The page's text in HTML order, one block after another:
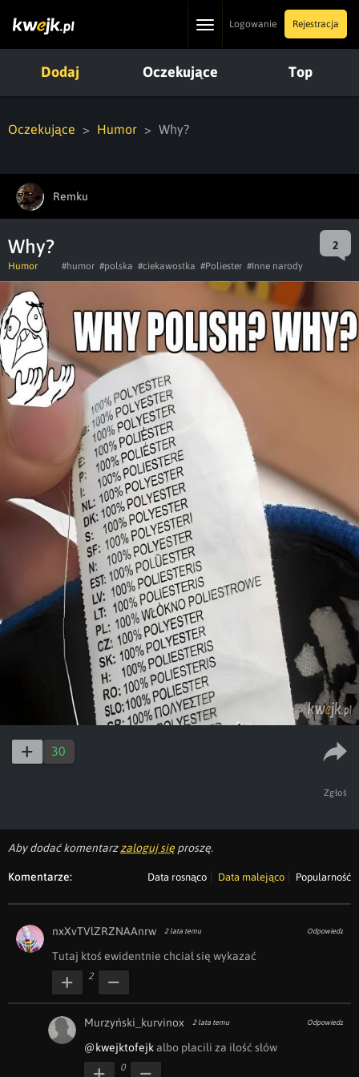
ToggleLogowanie Rejestracja
Dodaj Oczekujące Top
Oczekujące Humor Why?
Remku
Why? 2
Humor #humor #polska #ciekawostka #Poliester #Inne narody
30
Zgłoś
Aby dodać komentarzzaloguj się proszę.
Komentarze: Data rosnąco Data malejąco Popularność
nxXvTVlZRZNAAnrw 2 lata temu Odpowiedz
Tutaj ktoś ewidentnie chciał się wykazać
2
Murzyński_kurvinox 2 lata temu Odpowiedz
@kwejktofejk albo płacili za ilość słów
0